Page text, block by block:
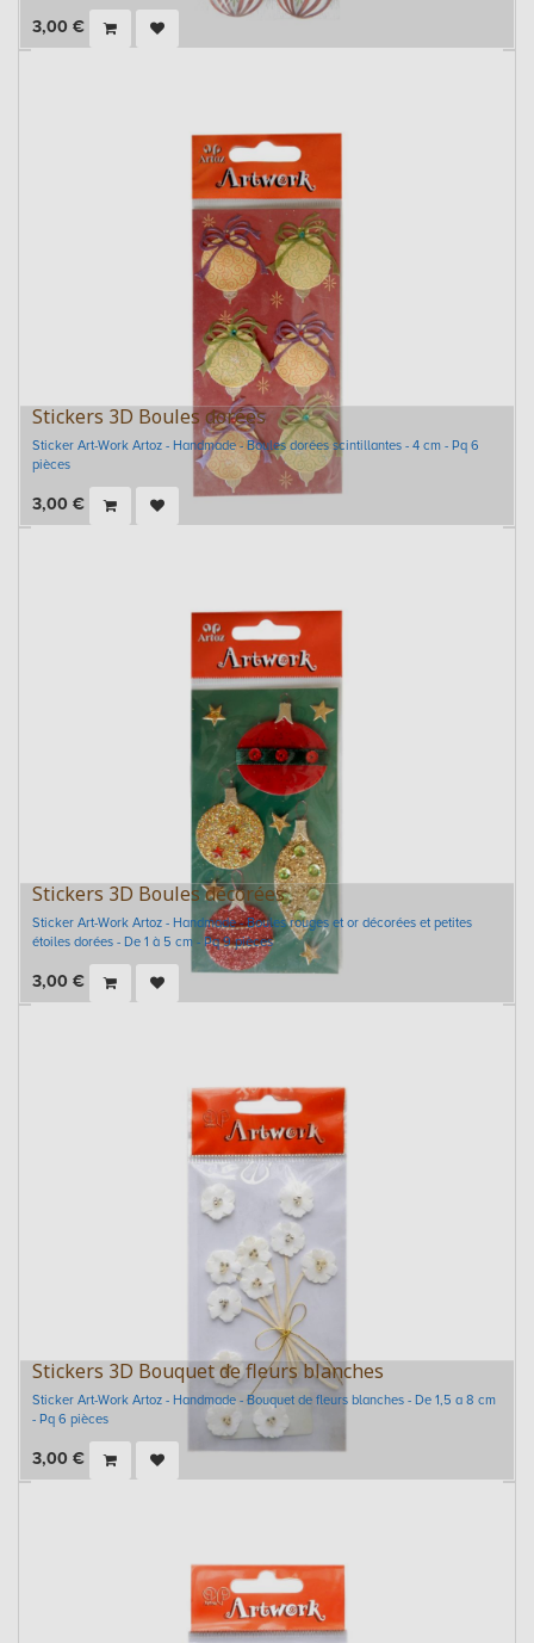
3,00 €
Stickers 3D Boules dorées
Sticker Art-Work Artoz - Handmade - Boules dorées scintillantes - 4 cm - Pq 6
pièces
3,00 €
Stickers 3D Boules décorées
Sticker Art-Work Artoz - Handmade - Boules rouges et or décorées et petites
étoiles dorées - De 1 à 5 cm - Pq 9 pièces
3,00 €
Stickers 3D Bouquet de fleurs blanches
Sticker Art-Work Artoz - Handmade - Bouquet de fleurs blanches - De 1,5 a 8 cm
- Pq 6 pièces
3,00 €